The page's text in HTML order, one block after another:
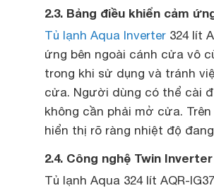
2.3. Bảng điều khiển cảm
Tủ lạnh Aqua Inverter 324 lít
ứng bên ngoài cánh cửa vô
trong khi sử dụng và tránh
cửa. Người dùng có thể cài
không cần phải mở cửa.
hiển thị rõ ràng nhiệt độ
2.4. Công nghệ Twin
Tủ lạnh Aqua 324 lít AQR-